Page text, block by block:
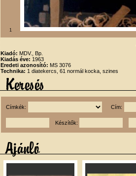
1
Kiadó: MDV., Bp.
Kiadás éve: 1963
Eredeti azonosító: MS 3076
Technika: 1 diatekercs, 61 normál kocka, szines
Címkék: Cím:
Készítők: